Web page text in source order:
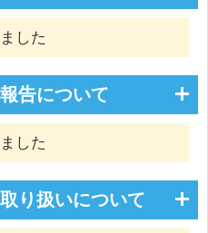
した
告について
した
り扱いについて